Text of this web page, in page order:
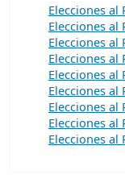
Elecciones al
Elecciones al
Elecciones al
Elecciones al
Elecciones al
Elecciones al
Elecciones al
Elecciones al
Elecciones al